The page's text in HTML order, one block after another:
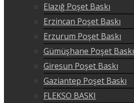
Elazığ Poşet Baskı
Erzincan Poşet Baskı
Erzurum Poşet Baskı
Gümüşhane Poşet Baskı
Giresun Poşet Baskı
Gaziantep Poşet Baskı
FLEKSO BASKI